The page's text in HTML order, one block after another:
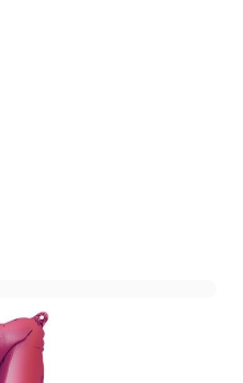
1 Roze XL